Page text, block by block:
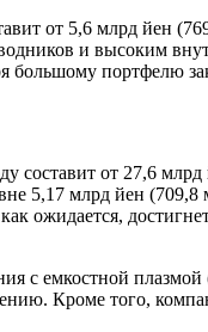
от 5,6 млрд
и высоким
портфелю
составит от 27,6
5,17 млрд йен
ожидается,
с емкостной
Кроме того,